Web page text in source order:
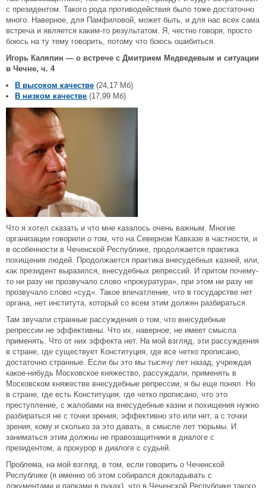
с президентом. Такого рода противодействия было тоже достаточно
много. Наверное, для Памфиловой, может быть, и для нас всех сама
встреча и является каким-то результатом. Я, честно говоря, просто
боюсь на ту тему говорить, потому что боюсь ошибиться.
Игорь Каляпин — о встрече с Дмитрием Медведевым и ситуации
в Чечне, ч. 4
В высоком качестве (24,17 Мб)
В низком качестве (17,99 Мб)
Что я хотел сказать и что мне казалось очень важным. Многие
организации говорили о том, что на Северном Кавказе в частности, и
в особенности в Чеченской Республике, продолжается практика
похищения людей. Продолжается практика внесудебных казней, или,
как президент выразился, внесудебных репрессий. И притом почему-
то ни разу не прозвучало слово «прокуратура», при этом ни разу не
прозвучало слово «суд». Такое впечатление, что в государстве нет
органа, нет института, который со всем этим должен разбираться.
Там звучали странные рассуждения о том, что внесудебные
репрессии не эффективны. Что их, наверное, не имеет смысла
применять. Что от них эффекта нет. На мой взгляд, эти рассуждения
в стране, где существует Конституция, где все четко прописано,
достаточно странные. Если бы это мы тысячу лет назад, учреждая
какое-нибудь Московское княжество, рассуждали, применять в
Московском княжестве внесудебные репрессии, я бы еще понял. Но
в стране, где есть Конституция, где четко прописано, что это
преступление, с жалобами на внесудебные казни и похищения нужно
разбираться не с точки зрения, эффективно это или нет, а с точки
зрения, кому и сколько за это давать, в смысле лет тюрьмы. И
заниматься этим должны не правозащитники в диалоге с
президентом, а прокурор в диалоге с судьей.
Проблема, на мой взгляд, в том, если говорить о Чеченской
Республике (я именно об этом собирался докладывать с
документами и папками в руках), что в Чеченской Республике такого